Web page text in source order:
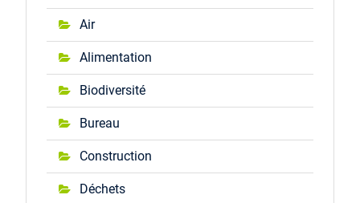
Air
Alimentation
Biodiversité
Bureau
Construction
Déchets